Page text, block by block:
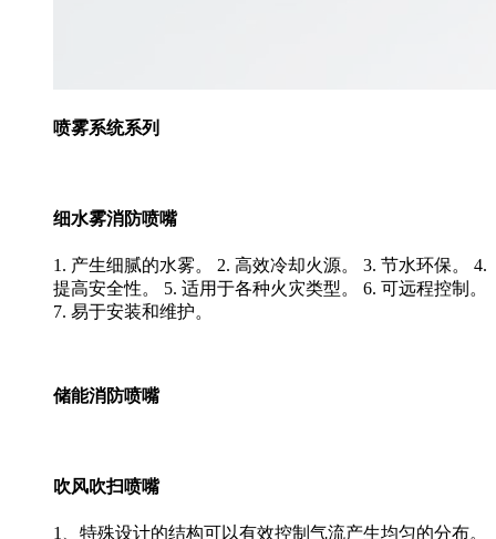
喷雾系统系列
细水雾消防喷嘴
1. 产生细腻的水雾。 2. 高效冷却火源。 3. 节水环保。 4.
提高安全性。 5. 适用于各种火灾类型。 6. 可远程控制。
7. 易于安装和维护。
储能消防喷嘴
吹风吹扫喷嘴
1、特殊设计的结构可以有效控制气流产生均匀的分布。